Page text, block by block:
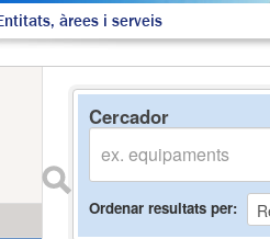
àrees i serveis
Cercador
Ordenar resultats per